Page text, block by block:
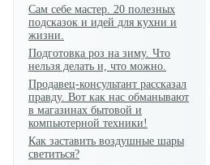
Сам себе мастер. 20 полезных
подсказок и идей для кухни и
жизни.
Подготовка роз на зиму. Что
нельзя делать и, что можно.
Продавец-консультант рассказал
правду. Вот как нас обманывают
в магазинах бытовой и
компьютерной техники!
Как заставить воздушные шары
светиться?